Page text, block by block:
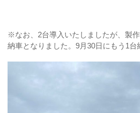
※なお、2台導入いたしましたが、製
納車となりました。9月30日にもう1台